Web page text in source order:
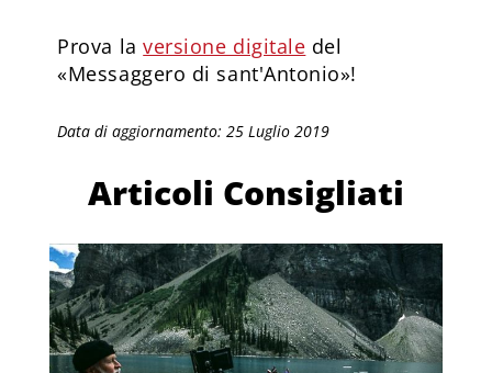
Prova laversione digitale del
«Messaggero di sant'Antonio»!
Data di aggiornamento: 25 Luglio 2019
Articoli Consigliati